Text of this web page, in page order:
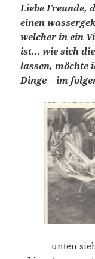
Liebe Freunde,
einen
welcher in ein
ist… wie sich
lassen, möchte
Dinge – im
unten